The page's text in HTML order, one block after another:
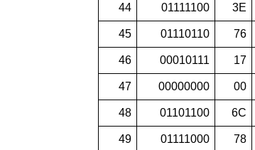
44 01111100 3E
45 01110110 76
46 00010111 17
47 00000000 00
48 01101100 6C
49 01111000 78